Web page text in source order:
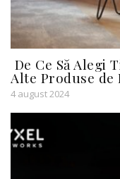
De Ce Să Alegi
Alte Produse de
4 august 2024